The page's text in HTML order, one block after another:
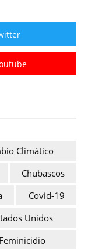
Climático
Chubascos
Covid-19
Unidos
Feminicidio